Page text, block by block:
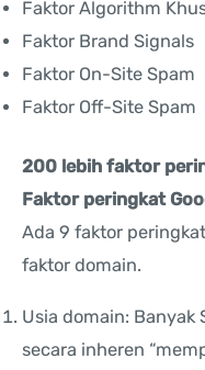
Faktor Algorithm
Faktor Brand Signals
Faktor On-Site Spam
Faktor Off-Site Spam
200 lebih faktor
Faktor peringkat
Ada 9 faktor
faktor domain.
Usia domain: Banyak
secara inheren